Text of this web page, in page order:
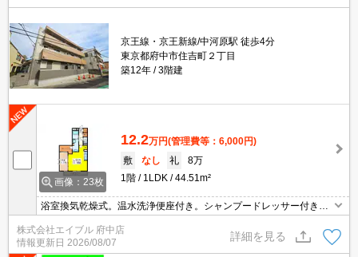
京王線・京王新線/中河原駅 徒歩4分
東京都府中市住吉町２丁目
築12年
3階建
画像：23枚
12.2万円(管理費等：6,000円)
敷
なし 礼
8万
1階
1LDK 44.51m²
浴室換気乾燥式。温水洗浄便座付き。シャンプードレッサー付き。
保証会社加入要(初回35,000円、月額総支払額の1％+800円/月)。角
部屋。ウォークインクローゼット付き。追焚給湯。カードキー。
株式会社エイブル 府中店
情報更新日 2026/08/07
詳細を見る